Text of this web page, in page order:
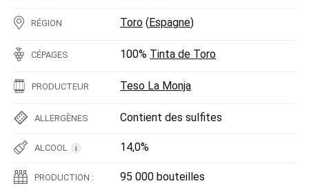
RÉGION Toro (Espagne)
CÉPAGES 100% Tinta de Toro
PRODUCTEUR Teso La Monja
ALLERGÈNES Contient des sulfites
ALCOOL i 14,0%
PRODUCTION : 95 000 bouteilles